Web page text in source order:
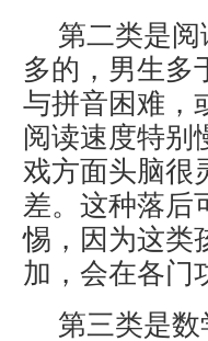
第二类是
多的，男生多
与拼音困难，
阅读速度特别
戏方面头脑很
差。这种落后
惕，因为这类
加，会在各门
第三类是